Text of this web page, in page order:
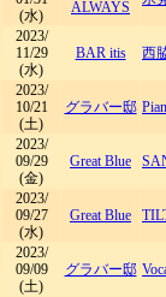
(水)
ALWAYS
2023/
11/29
(水)
BAR itis 西
2023/
10/21
(土)
グラバー邸
2023/
09/29
(金)
Great Blue
2023/
09/27
(水)
Great Blue
2023/
09/09
(土)
グラバー邸